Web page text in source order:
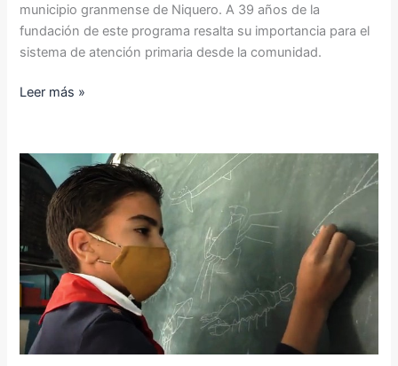
municipio granmense de Niquero. A 39 años de la
fundación de este programa resalta su importancia para el
sistema de atención primaria desde la comunidad.
Leer más »
Resalta
preparación
integral
alumnos
con
necesidades
educativas
especiales
en